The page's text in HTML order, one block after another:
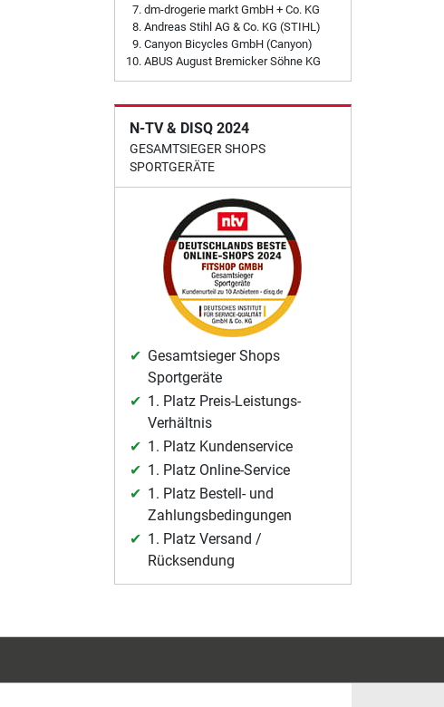
dm-drogerie markt GmbH + Co. KG
Andreas Stihl AG & Co. KG (STIHL)
Canyon Bicycles GmbH (Canyon)
ABUS August Bremicker Söhne KG
N-TV & DISQ 2024
GESAMTSIEGER SHOPS
SPORTGERÄTE
Gesamtsieger Shops
Sportgeräte
1. Platz Preis-Leistungs-
Verhältnis
1. Platz Kundenservice
1. Platz Online-Service
1. Platz Bestell- und
Zahlungsbedingungen
1. Platz Versand /
Rücksendung